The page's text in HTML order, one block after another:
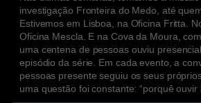
investigação Fronteira do Medo, até
Estivemos em Lisboa, na Oficina Fritta.
Oficina Mescla. E na Cova da Moura,
uma centena de pessoas ouviu
episódio da série. Em cada evento, a
pessoas presente seguiu os seus
uma questão foi constante: “porquê ouvir